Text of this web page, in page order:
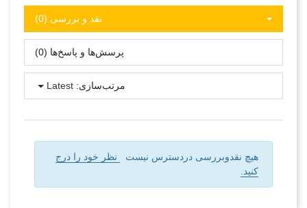
نقد و بررسی‌‌ (0)
پرسش‌ها و پاسخ‌ها (0)
مرتب‌سازی: Latest
هیچ نقدوبررسی دردسترس نیست
نظر خود را درج
کنید.